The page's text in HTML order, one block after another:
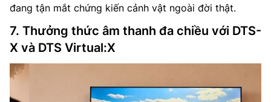
đang tận mắt chứng kiến cảnh vật ngoài đời thật.
7. Thưởng thức âm thanh đa chiều với DTS-
X và DTS Virtual:X